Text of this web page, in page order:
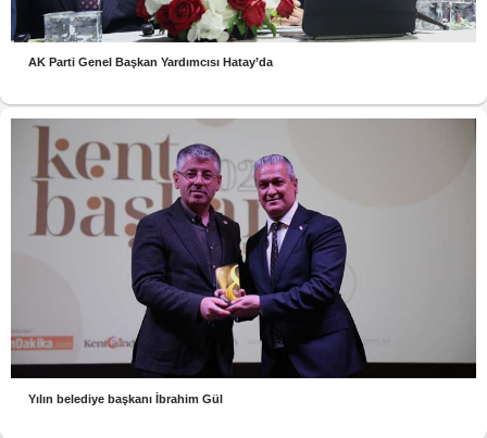
AK Parti Genel Başkan Yardımcısı Hatay’da
Yılın belediye başkanı İbrahim Gül